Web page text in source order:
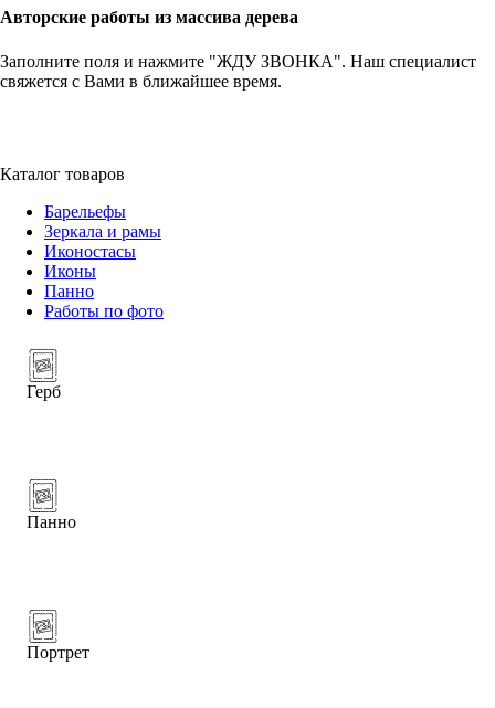
Авторские работы из массива дерева
Заполните поля и нажмите "ЖДУ ЗВОНКА". Наш специалист
свяжется с Вами в ближайшее время.
Каталог товаров
Барельефы
Зеркала и рамы
Иконостасы
Иконы
Панно
Работы по фото
Герб
Панно
Портрет